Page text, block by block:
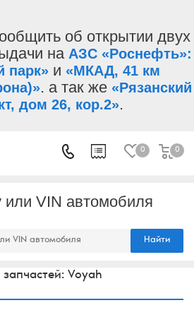
об открытии двух
на АЗС «Роснефть»:
парк» и «МКАД, 41 км
. а так же «Рязанский
дом 26, кор.2».
0 0
VIN автомобиля
Найти
Voyah